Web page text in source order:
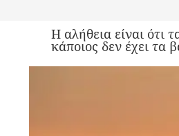
Η αλήθεια είναι ότι
κάποιος δεν έχει τα